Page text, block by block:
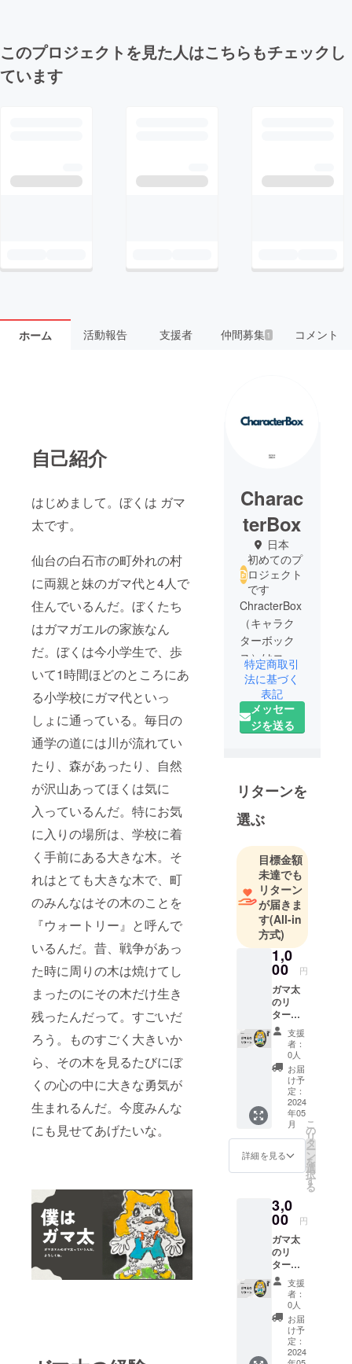
このプロジェクトを見た人はこちらもチェックし
ています
ホーム 活動報告 支援者 仲間募集 1 コメント
自己紹介
はじめまして。ぼくは ガマ
太です。
仙台の白石市の町外れの村
に両親と妹のガマ代と4人で
住んでいるんだ。ぼくたち
はガマガエルの家族なん
だ。ぼくは今小学生で、歩
いて1時間ほどのところにあ
る小学校にガマ代といっ
しょに通っている。毎日の
通学の道には川が流れてい
たり、森があったり、自然
が沢山あってほくは気に
入っているんだ。特にお気
に入りの場所は、学校に着
く手前にある大きな木。そ
れはとても大きな木で、町
のみんなはその木のことを
『ウォートリー』と呼んで
いるんだ。昔、戦争があっ
た時に周りの木は焼けてし
まったのにその木だけ生き
残ったんだって。すごいだ
ろう。ものすごく大きいか
ら、その木を見るたびにぼ
くの心の中に大きな勇気が
生まれるんだ。今度みんな
にも見せてあげたいな。
Charac
terBox
日本
初めてのプ
ロジェクト
です
ChracterBox
（キャラク
ターボック
ス）はコン
セプトキャ
ラクター
サービスを
運営するた
コンセプト
キャラク
ターとは、
キャラク
ターに付随
するコンセ
プトを世の
中に発信し
ていくこと
ができる
キャラク
ターのこと
です。ガマ
太は弊社の
メインキャ
ラクターと
して様々な
コンセプト
（課題）と
共にこれか
ら世の中に
飛び出して
いきます。
CharacterBo
x（キャラク
ターボック
ス）の代表
の一條靖子
です。アー
トディレク
ターの一條
光成と共に
特定商取引
法に基づく
表記
メッセー
ジを送る
リターンを
選ぶ
目標金額
未達でも
リターン
が届きま
す(All-in
方式)
1,0
00 円
ガマ太
のリ
ターン
① とり
あえず
支援！
ガマ太
からの
お礼
メー
ル。
支援
者：
0人
お届
け予
定：
2024
年05
月
詳細を見る
こ
の
リ
タ
ー
ン
を
選
択
す
る
3,0
00 円
ガマ太
のリ
ターン
② 『ガ
マ代』
の原画
コピー
（アー
トディ
レク
支援
者：
0人
お届
け予
定：
2024